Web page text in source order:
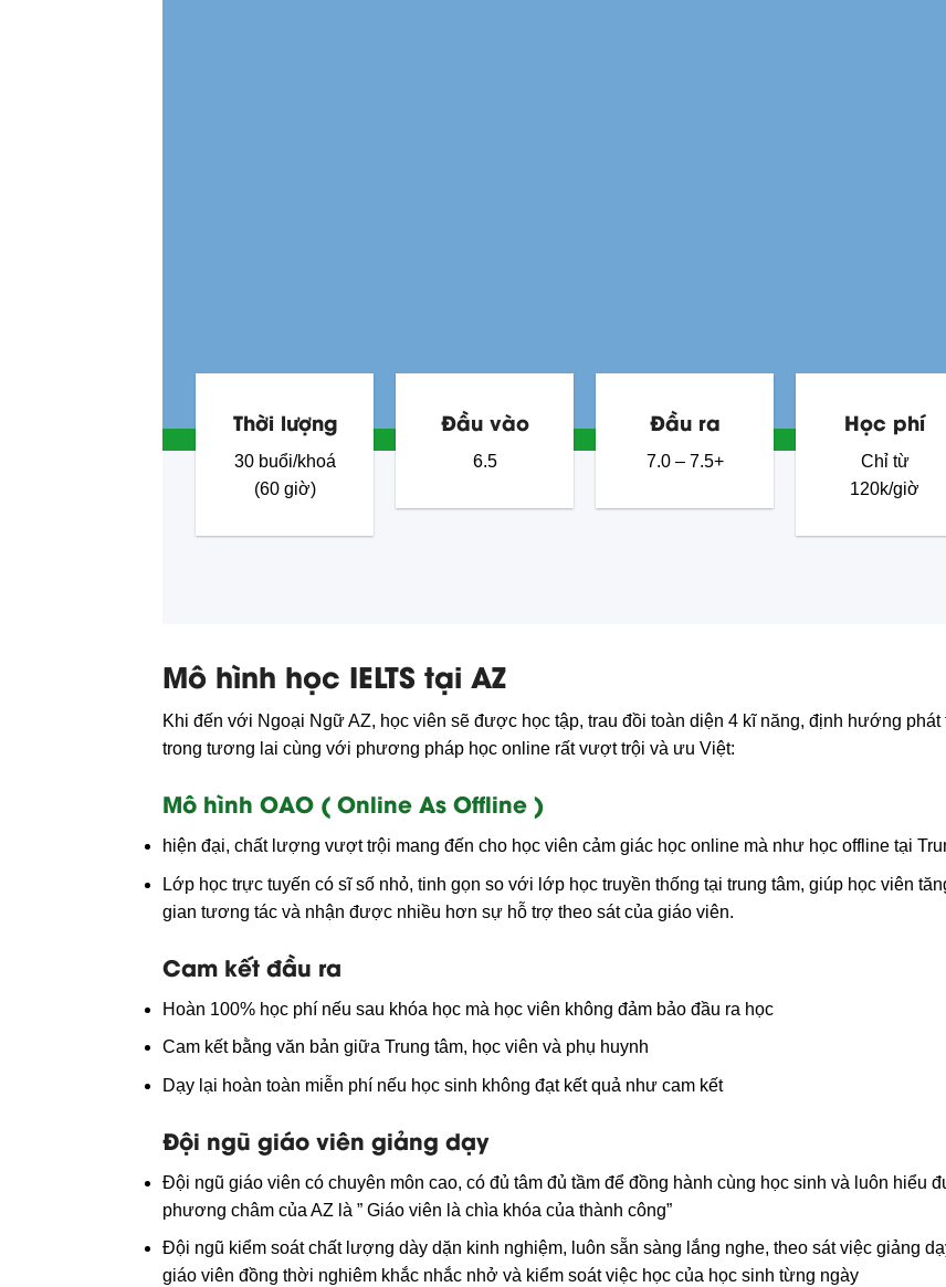
Thời lượng
30 buổi/khoá
(60 giờ)
Đầu vào
6.5
Đầu ra
7.0 – 7.5+
Học phí
Chỉ từ
120k/giờ
Mô hình học IELTS tại AZ
Khi đến với Ngoại Ngữ AZ, học viên sẽ được học tập, trau đồi toàn diện 4 kĩ năng, định hướng phát
trong tương lai cùng với phương pháp học online rất vượt trội và ưu Việt:
Mô hình OAO ( Online As Offline )
hiện đại, chất lượng vượt trội mang đến cho học viên cảm giác học online mà như học offline tại
Lớp học trực tuyến có sĩ số nhỏ, tinh gọn so với lớp học truyền thống tại trung tâm, giúp học viên
gian tương tác và nhận được nhiều hơn sự hỗ trợ theo sát của giáo viên.
Cam kết đầu ra
Hoàn 100% học phí nếu sau khóa học mà học viên không đảm bảo đầu ra học
Cam kết bằng văn bản giữa Trung tâm, học viên và phụ huynh
Dạy lại hoàn toàn miễn phí nếu học sinh không đạt kết quả như cam kết
Đội ngũ giáo viên giảng dạy
Đội ngũ giáo viên có chuyên môn cao, có đủ tâm đủ tầm để đồng hành cùng học sinh và luôn hiểu
phương châm của AZ là ” Giáo viên là chìa khóa của thành công”
Đội ngũ kiểm soát chất lượng dày dặn kinh nghiệm, luôn sẵn sàng lắng nghe, theo sát việc giảng
giáo viên đồng thời nghiêm khắc nhắc nhở và kiểm soát việc học của học sinh từng ngày